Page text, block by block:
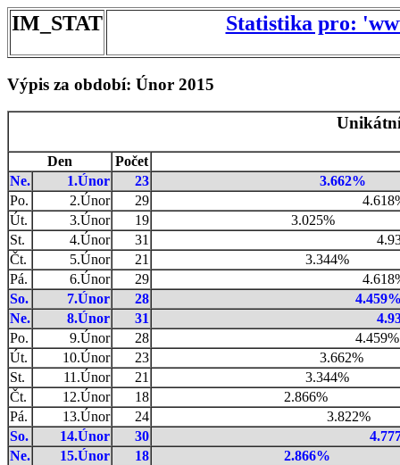
IM_STAT Statistika pro:
Výpis za období: Únor 2015
Den
Počet
Ne.
1.Únor 23
3.662%
Po.
2.Únor 29
Út.
3.Únor 19
3.025%
St.
4.Únor 31
Čt.
5.Únor 21
3.344%
Pá.
6.Únor 29
So.
7.Únor 28
Ne.
8.Únor 31
Po.
9.Únor 28
4.459%
Út.
10.Únor 23
3.662%
St.
11.Únor 21
3.344%
Čt.
12.Únor 18
2.866%
Pá.
13.Únor 24
3.822%
So.
14.Únor 30
Ne.
15.Únor 18
2.866%